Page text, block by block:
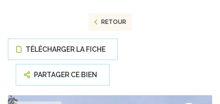
RETOUR
TÉLÉCHARGER LA FICHE
PARTAGER CE BIEN